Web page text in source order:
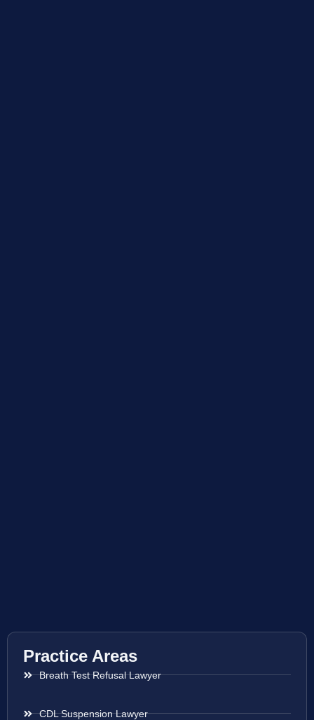
Practice Areas
Breath Test Refusal Lawyer
CDL Suspension Lawyer